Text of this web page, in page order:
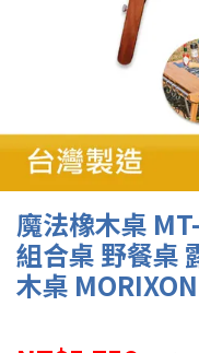
魔法橡木桌
組合桌 野餐桌
木桌 MORIXON